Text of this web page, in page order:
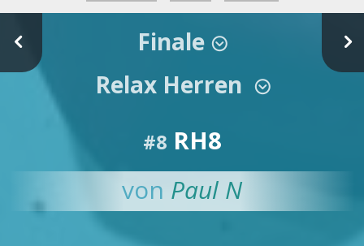
Finale ;
Relax Herren ;
4 5
#8RH8
von Paul N